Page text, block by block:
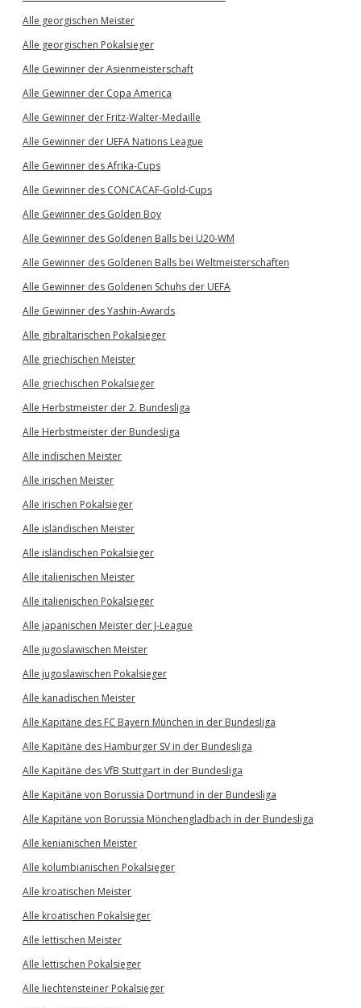
Alle georgischen Meister
Alle georgischen Pokalsieger
Alle Gewinner der Asienmeisterschaft
Alle Gewinner der Copa America
Alle Gewinner der Fritz-Walter-Medaille
Alle Gewinner der UEFA Nations League
Alle Gewinner des Afrika-Cups
Alle Gewinner des CONCACAF-Gold-Cups
Alle Gewinner des Golden Boy
Alle Gewinner des Goldenen Balls bei U20-WM
Alle Gewinner des Goldenen Balls bei Weltmeisterschaften
Alle Gewinner des Goldenen Schuhs der UEFA
Alle Gewinner des Yashin-Awards
Alle gibraltarischen Pokalsieger
Alle griechischen Meister
Alle griechischen Pokalsieger
Alle Herbstmeister der 2. Bundesliga
Alle Herbstmeister der Bundesliga
Alle indischen Meister
Alle irischen Meister
Alle irischen Pokalsieger
Alle isländischen Meister
Alle isländischen Pokalsieger
Alle italienischen Meister
Alle italienischen Pokalsieger
Alle japanischen Meister der J-League
Alle jugoslawischen Meister
Alle jugoslawischen Pokalsieger
Alle kanadischen Meister
Alle Kapitäne des FC Bayern München in der Bundesliga
Alle Kapitäne des Hamburger SV in der Bundesliga
Alle Kapitäne des VfB Stuttgart in der Bundesliga
Alle Kapitäne von Borussia Dortmund in der Bundesliga
Alle Kapitäne von Borussia Mönchengladbach in der Bundesliga
Alle kenianischen Meister
Alle kolumbianischen Pokalsieger
Alle kroatischen Meister
Alle kroatischen Pokalsieger
Alle lettischen Meister
Alle lettischen Pokalsieger
Alle liechtensteiner Pokalsieger